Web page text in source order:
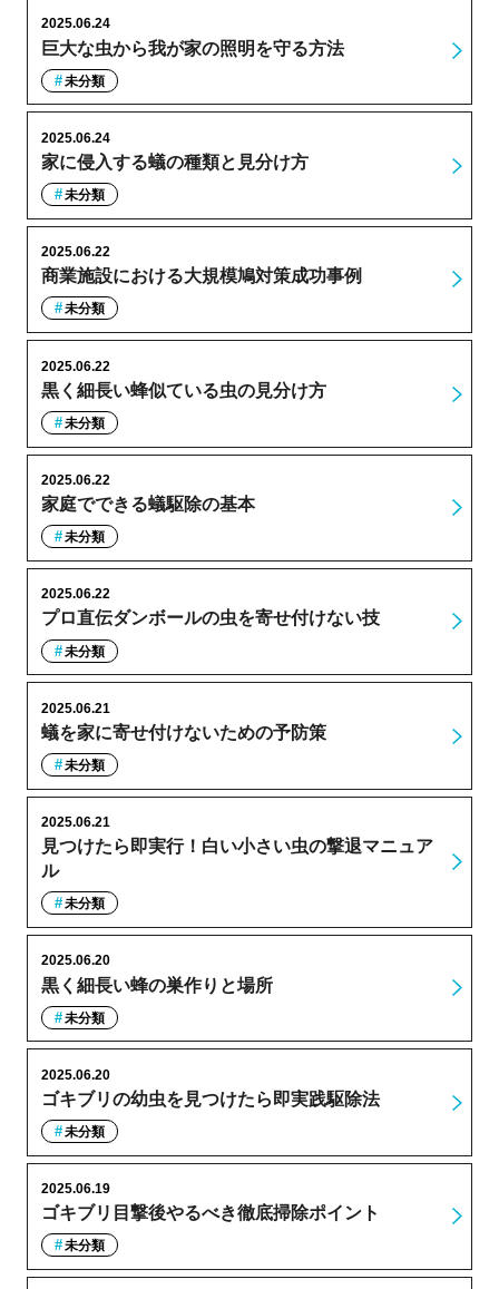
巨大な虫から我が家の照明を守る方法
2025.06.24
未分類
家に侵入する蟻の種類と見分け方
2025.06.24
未分類
商業施設における大規模鳩対策成功事例
2025.06.22
未分類
黒く細長い蜂似ている虫の見分け方
2025.06.22
未分類
家庭でできる蟻駆除の基本
2025.06.22
未分類
プロ直伝ダンボールの虫を寄せ付けない技
2025.06.22
未分類
蟻を家に寄せ付けないための予防策
2025.06.21
未分類
見つけたら即実行！白い小さい虫の撃退マニュア
ル
2025.06.21
未分類
黒く細長い蜂の巣作りと場所
2025.06.20
未分類
ゴキブリの幼虫を見つけたら即実践駆除法
2025.06.20
未分類
ゴキブリ目撃後やるべき徹底掃除ポイント
2025.06.19
未分類